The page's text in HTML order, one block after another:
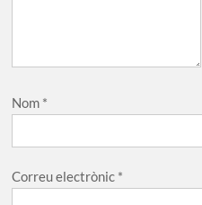
Nom *
Correu electrònic *